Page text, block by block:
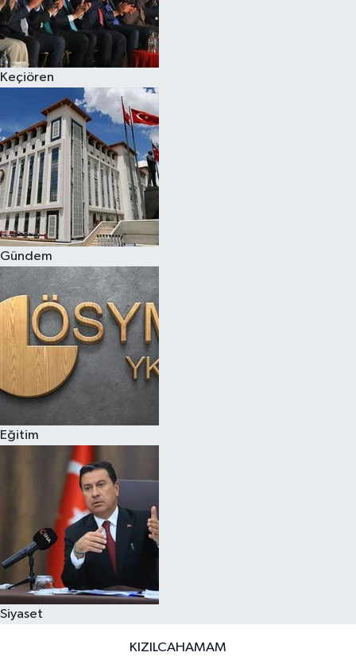
Keçiören
Gündem
Eğitim
Siyaset
KIZILCAHAMAM